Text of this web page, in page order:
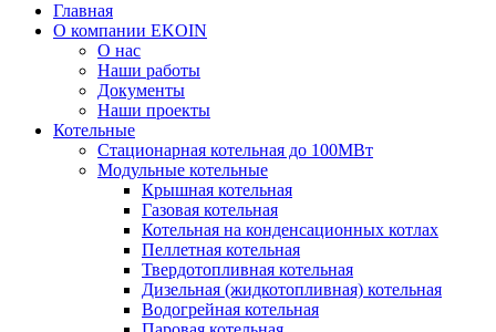
Главная
О компании EKOIN
О нас
Наши работы
Документы
Наши проекты
Котельные
Стационарная котельная до 100МВт
Модульные котельные
Крышная котельная
Газовая котельная
Котельная на конденсационных котлах
Пеллетная котельная
Твердотопливная котельная
Дизельная (жидкотопливная) котельная
Водогрейная котельная